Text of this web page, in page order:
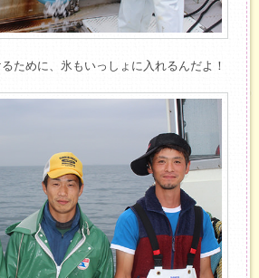
ために、氷もいっしょに入れるんだよ！